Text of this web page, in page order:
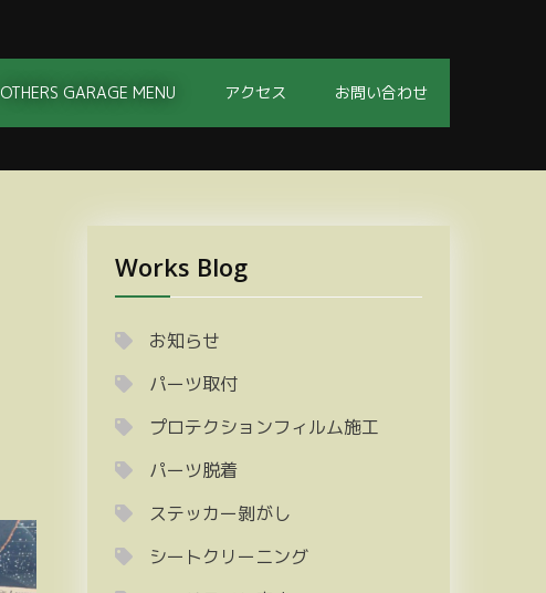
OTHERS GARAGE MENU アクセス お問い合わせ
Works Blog
お知らせ
パーツ取付
プロテクションフィルム施工
パーツ脱着
ステッカー剝がし
シートクリーニング